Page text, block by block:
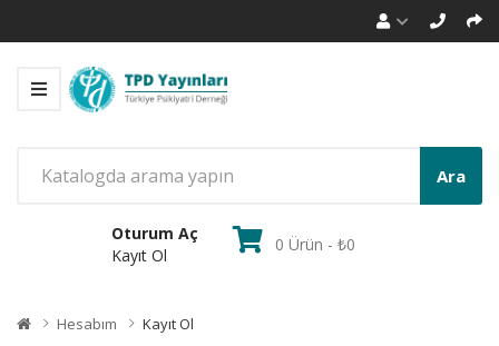
Ara
Oturum Aç
Kayıt Ol
0 Ürün - ₺0
Hesabım Kayıt Ol